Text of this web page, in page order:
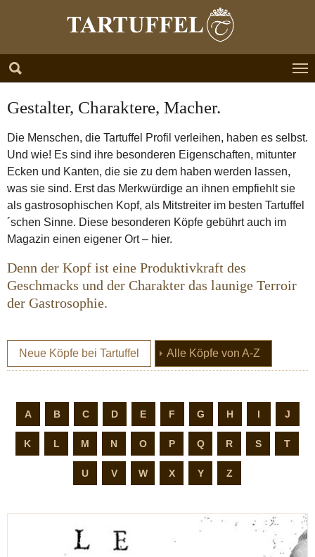
Gestalter, Charaktere, Macher.
Die Menschen, die Tartuffel Profil verleihen, haben es selbst.
Und wie! Es sind ihre besonderen Eigenschaften, mitunter
Ecken und Kanten, die sie zu dem haben werden lassen,
was sie sind. Erst das Merkwürdige an ihnen empfiehlt sie
als gastrosophischen Kopf, als Mitstreiter im besten Tartuffel
´schen Sinne. Diese besonderen Köpfe gebührt auch im
Magazin einen eigener Ort – hier.
Denn der Kopf ist eine Produktivkraft des
Geschmacks und der Charakter das launige Terroir
der Gastrosophie.
Neue Köpfe bei Tartuffel Alle Köpfe von A-Z
A B C D E F G H I J
K L M N O P Q R S T
U V W X Y Z